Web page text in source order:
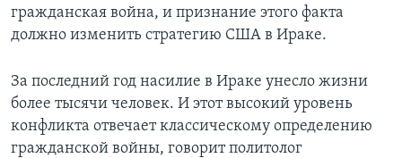
АМЕРИКА. БОЛЬШОЕ ПУТЕШЕСТВИЕ
ПОДПИСКА НА НОВОСТИ
СОЦИАЛЬНЫЕ СЕТИ
гражданская война, и признание этого факта
должно изменить стратегию США в Ираке.
За последний год насилие в Ираке унесло жизни
более тысячи человек. И этот высокий уровень
конфликта отвечает классическому определению
гражданской войны, говорит политолог